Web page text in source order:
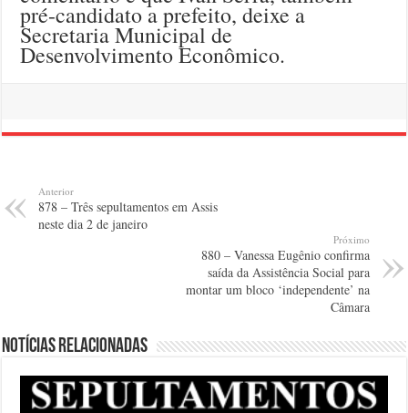
pré-candidato a prefeito, deixe a
Secretaria Municipal de
Desenvolvimento Econômico.
Anterior
878 – Três sepultamentos em Assis
neste dia 2 de janeiro
Próximo
880 – Vanessa Eugênio confirma
saída da Assistência Social para
montar um bloco ‘independente’ na
Câmara
Notícias relacionadas